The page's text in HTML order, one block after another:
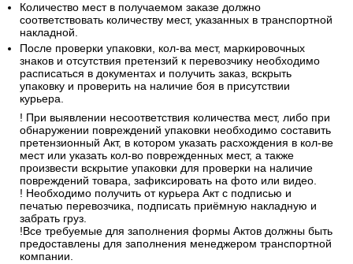
Количество мест в получаемом заказе должно
соответствовать количеству мест, указанных в транспортной
накладной.
После проверки упаковки, кол-ва мест, маркировочных
знаков и отсутствия претензий к перевозчику необходимо
расписаться в документах и получить заказ, вскрыть
упаковку и проверить на наличие боя в присутствии
курьера.
! При выявлении несоответствия количества мест, либо при
обнаружении повреждений упаковки необходимо составить
претензионный Акт, в котором указать расхождения в кол-ве
мест или указать кол-во поврежденных мест, а также
произвести вскрытие упаковки для проверки на наличие
повреждений товара, зафиксировать на фото или видео.
! Необходимо получить от курьера Акт с подписью и
печатью перевозчика, подписать приёмную накладную и
забрать груз.
!Все требуемые для заполнения формы Актов должны быть
предоставлены для заполнения менеджером транспортной
компании.